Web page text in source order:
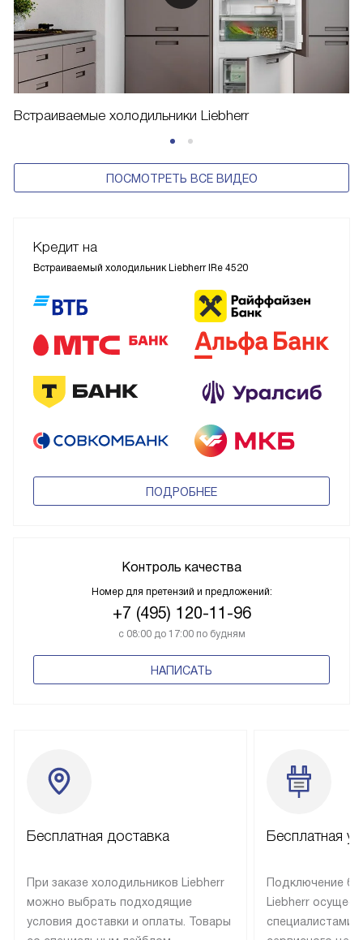
Встраиваемые холодильники Liebherr
ПОСМОТРЕТЬ ВСЕ ВИДЕО
Кредит на
Встраиваемый холодильник Liebherr IRe 4520
ПОДРОБНЕЕ
Контроль качества
Номер для претензий и предложений:
+7 (495) 120-11-96
с 08:00 до 17:00 по будням
НАПИСАТЬ
Бесплатная доставка
При заказе холодильников Liebherr
можно выбрать подходящие
условия доставки и оплаты. Товары
Бесплатная
Подключение
Liebherr
специалистами